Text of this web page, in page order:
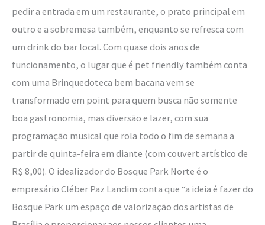
pedir a entrada em um restaurante, o prato principal em
outro e a sobremesa também, enquanto se refresca com
um drink do bar local. Com quase dois anos de
funcionamento, o lugar que é pet friendly também conta
com uma Brinquedoteca bem bacana vem se
transformado em point para quem busca não somente
boa gastronomia, mas diversão e lazer, com sua
programação musical que rola todo o fim de semana a
partir de quinta-feira em diante (com couvert artístico de
R$ 8,00). O idealizador do Bosque Park Norte é o
empresário Cléber Paz Landim conta que “a ideia é fazer do
Bosque Park um espaço de valorização dos artistas de